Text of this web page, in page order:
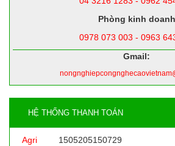
Phòng kinh doanh
0978 073 003 - 0963
Gmail:
HỆ THỐNG THANH TOÁN
Agri
1505205150729